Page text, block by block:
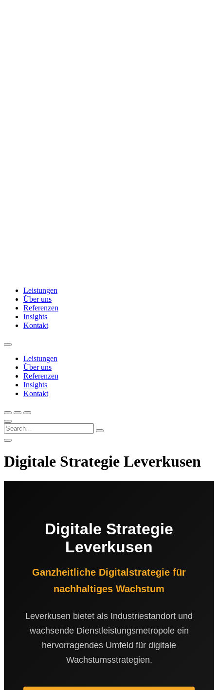
Leistungen
Über uns
Referenzen
Insights
Kontakt
Leistungen
Über uns
Referenzen
Insights
Kontakt
Digitale Strategie Leverkusen
Digitale Strategie
Leverkusen
Ganzheitliche Digitalstrategie für
nachhaltiges Wachstum
Leverkusen bietet als Industriestandort und
wachsende Dienstleistungsmetropole ein
hervorragendes Umfeld für digitale
Wachstumsstrategien.